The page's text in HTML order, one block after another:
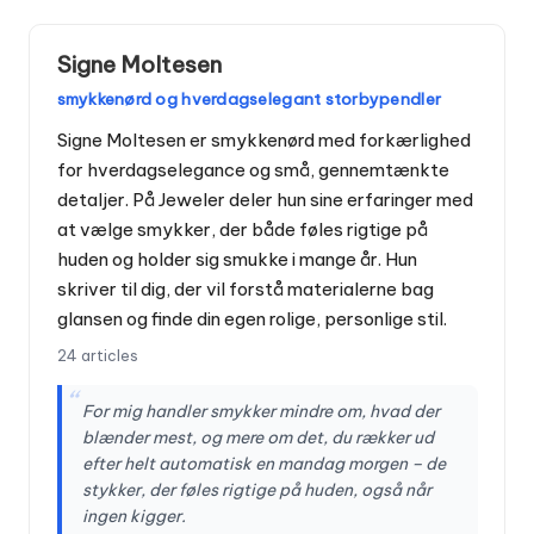
Signe Moltesen
smykkenørd og hverdagselegant storbypendler
Signe Moltesen er smykkenørd med forkærlighed
for hverdagselegance og små, gennemtænkte
detaljer. På Jeweler deler hun sine erfaringer med
at vælge smykker, der både føles rigtige på
huden og holder sig smukke i mange år. Hun
skriver til dig, der vil forstå materialerne bag
glansen og finde din egen rolige, personlige stil.
24 articles
“ For mig handler smykker mindre om, hvad der
blænder mest, og mere om det, du rækker ud
efter helt automatisk en mandag morgen – de
stykker, der føles rigtige på huden, også når
ingen kigger.